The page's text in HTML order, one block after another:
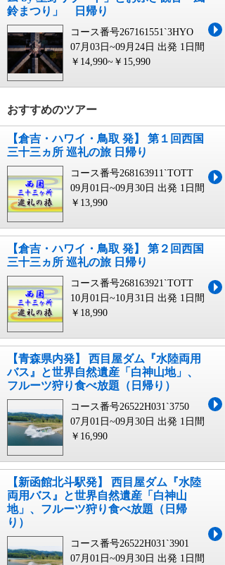
鈴まつり」 日帰り
コース番号267161551`3HYO
07月03日~09月24日 出発 1日間
￥14,990~￥15,990
おすすめのツアー
【倉吉・ハワイ・鳥取 発】 第１回西国
三十三ヵ所 巡礼の旅 日帰り
コース番号268163911`TOTT
09月01日~09月30日 出発 1日間
￥13,990
【倉吉・ハワイ・鳥取 発】 第２回西国
三十三ヵ所 巡礼の旅 日帰り
コース番号268163921`TOTT
10月01日~10月31日 出発 1日間
￥18,990
【青森県内発】 西目屋ダム『水陸両用
バス』と世界自然遺産「白神山地」、
フルーツ狩り食べ放題（日帰り）
コース番号26522H031`3750
07月01日~09月30日 出発 1日間
￥16,990
【新函館北斗駅発】 西目屋ダム『水陸
両用バス』と世界自然遺産「白神山
地」、フルーツ狩り食べ放題（日帰
り）
コース番号26522H031`3901
07月01日~09月30日 出発 1日間